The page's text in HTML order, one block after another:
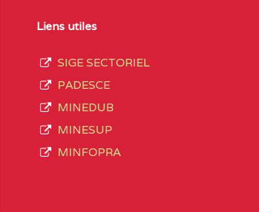
LES
DE
3408 structures réparties ainsi qu’il
soit :
Liens utiles
SIGE SECTORIEL
PADESCE
MINEDUB
MINESUP
MINFOPRA